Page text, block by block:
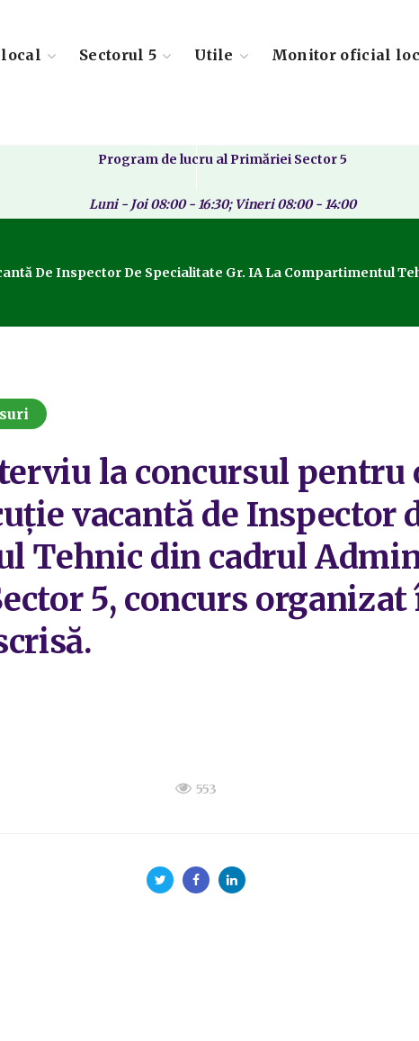
Sectorul 5 Utile Monitor oficial
Program de lucru al Primăriei Sector 5
Luni - Joi 08:00 - 16:30; Vineri 08:00 - 14:00
De Inspector De Specialitate Gr. IA La Compartimentul
la concursul pentru
vacantă de Inspector
Tehnic din cadrul
5, concurs organizat
553